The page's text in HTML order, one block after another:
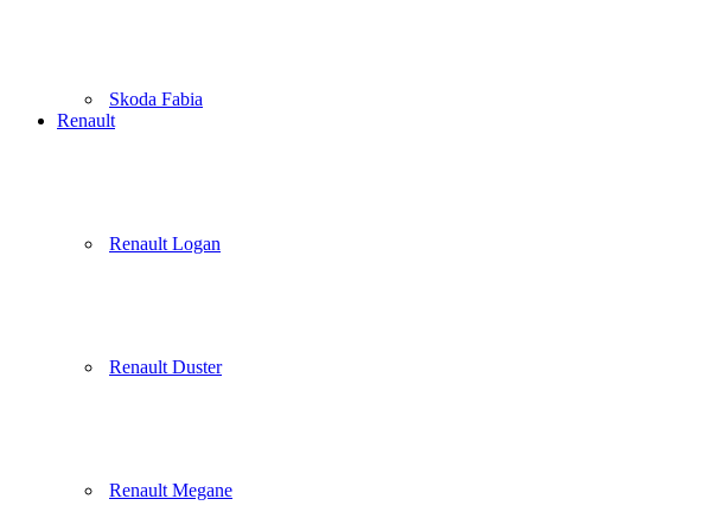
Skoda Fabia
Renault
Renault Logan
Renault Duster
Renault Megane